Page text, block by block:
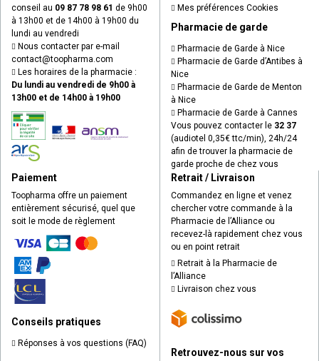
conseil au 09 87 78 98 61 de 9h00
à 13h00 et de 14h00 à 19h00 du
lundi au vendredi
Nous contacter par e-mail
contact@toopharma.com
Les horaires de la pharmacie :
Du lundi au vendredi de 9h00 à
13h00 et de 14h00 à 19h00
Mes préférences Cookies
Pharmacie de garde
Pharmacie de Garde à Nice
Pharmacie de Garde d’Antibes à
Nice
Pharmacie de Garde de Menton
à Nice
Pharmacie de Garde à Cannes
Vous pouvez contacter le 32 37
(audiotel 0,35€ ttc/min), 24h/24
afin de trouver la pharmacie de
garde proche de chez vous
Paiement
Toopharma offre un paiement
entièrement sécurisé, quel que
soit le mode de règlement
Conseils pratiques
Réponses à vos questions (FAQ)
Retrait / Livraison
Commandez en ligne et venez
chercher votre commande à la
Pharmacie de l’Alliance ou
recevez-là rapidement chez vous
ou en point retrait
Retrait à la Pharmacie de
l’Alliance
Livraison chez vous
Retrouvez-nous sur vos